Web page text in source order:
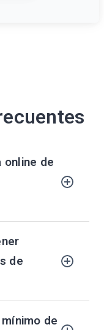
online de
de
de